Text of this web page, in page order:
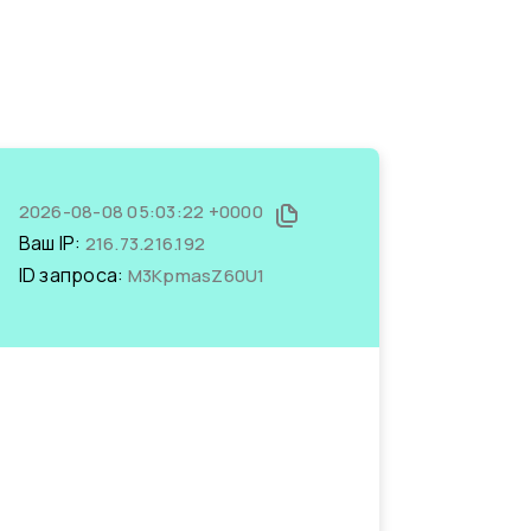
2026-08-08 05:03:22 +0000
Ваш IP: 216.73.216.192
ID запроса: M3KpmasZ60U1